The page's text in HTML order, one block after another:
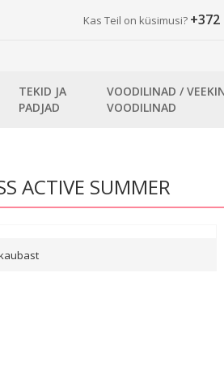
Kas Teil on küsimusi? +372
TEKID JA
PADJAD
VOODILINAD /
VOODILINAD
ACTIVE SUMMER